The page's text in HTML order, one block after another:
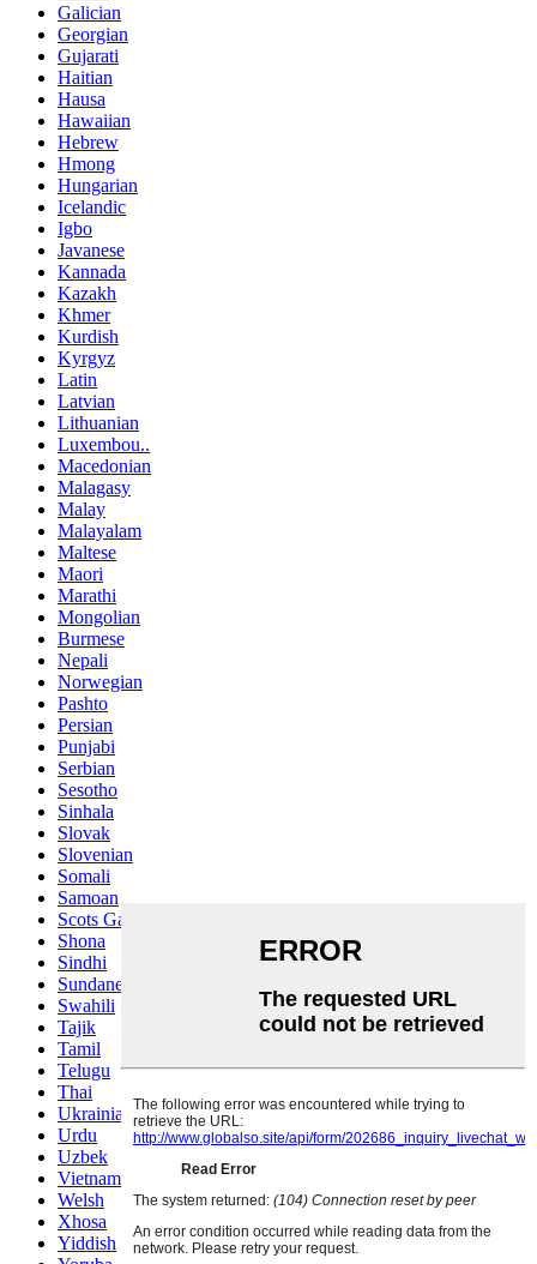
Galician
Georgian
Gujarati
Haitian
Hausa
Hawaiian
Hebrew
Hmong
Hungarian
Icelandic
Igbo
Javanese
Kannada
Kazakh
Khmer
Kurdish
Kyrgyz
Latin
Latvian
Lithuanian
Luxembou..
Macedonian
Malagasy
Malay
Malayalam
Maltese
Maori
Marathi
Mongolian
Burmese
Nepali
Norwegian
Pashto
Persian
Punjabi
Serbian
Sesotho
Sinhala
Slovak
Slovenian
Somali
Samoan
Scots Gaelic
Shona
Sindhi
Sundanese
Swahili
Tajik
Tamil
Telugu
Thai
Ukrainian
Urdu
Uzbek
Vietnamese
Welsh
Xhosa
Yiddish